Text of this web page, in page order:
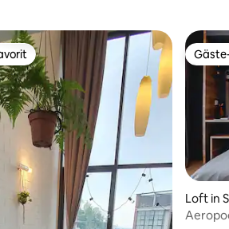
4,86 von 5, 99 Bewertungen
Loft in